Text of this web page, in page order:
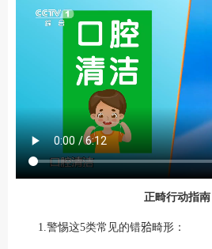
正畸行动指南
1.警惕这5类常见的错𬌗畸形：